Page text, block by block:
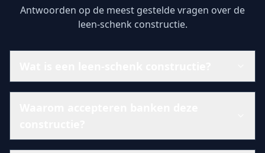
Antwoorden op de meest gestelde vragen over de
leen-schenk constructie.